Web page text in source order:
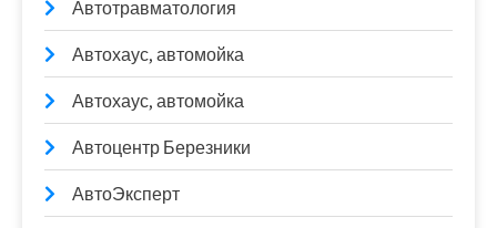
Автотравматология
Автохаус, автомойка
Автохаус, автомойка
Автоцентр Березники
АвтоЭксперт